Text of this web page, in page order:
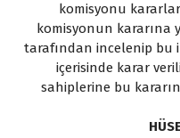
komisyonu
komisyonun kararına
tarafından incelenip bu
içerisinde karar
sahiplerine bu